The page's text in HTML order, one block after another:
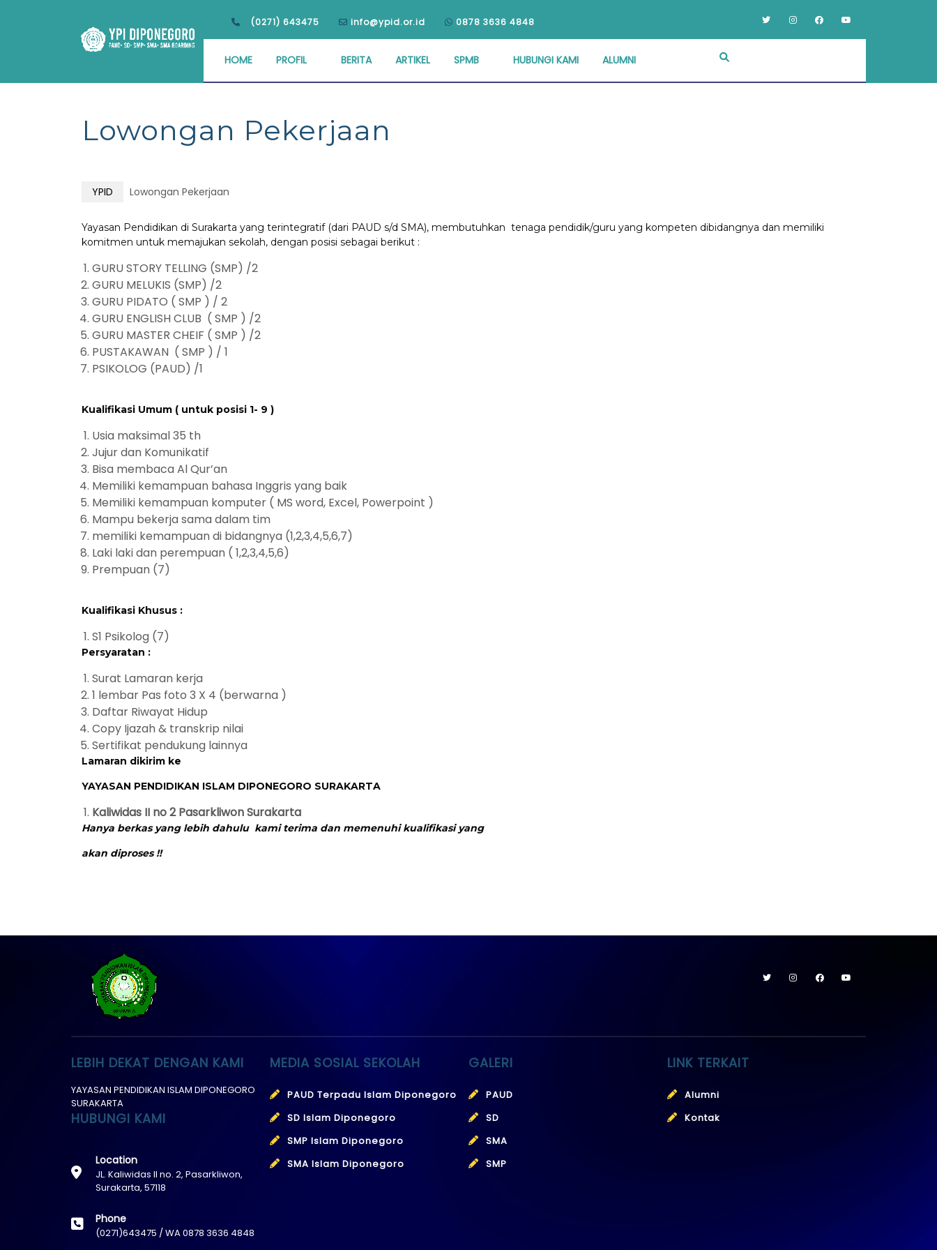
(0271) 643475 info@ypid.or.id 0878 3636 4848
HOME PROFIL BERITA ARTIKEL SPMB HUBUNGI KAMI ALUMNI
Lowongan Pekerjaan
YPID Lowongan Pekerjaan
Yayasan Pendidikan di Surakarta yang terintegratif (dari PAUD s/d SMA), membutuhkan tenaga pendidik/guru yang kompeten dibidangnya dan memiliki
komitmen untuk memajukan sekolah, dengan posisi sebagai berikut :
GURU STORY TELLING (SMP) /2
GURU MELUKIS (SMP) /2
GURU PIDATO ( SMP ) / 2
GURU ENGLISH CLUB ( SMP ) /2
GURU MASTER CHEIF ( SMP ) /2
PUSTAKAWAN ( SMP ) / 1
PSIKOLOG (PAUD) /1
Kualifikasi Umum ( untuk posisi 1- 9 )
Usia maksimal 35 th
Jujur dan Komunikatif
Bisa membaca Al Qur’an
Memiliki kemampuan bahasa Inggris yang baik
Memiliki kemampuan komputer ( MS word, Excel, Powerpoint )
Mampu bekerja sama dalam tim
memiliki kemampuan di bidangnya (1,2,3,4,5,6,7)
Laki laki dan perempuan ( 1,2,3,4,5,6)
Prempuan (7)
Kualifikasi Khusus :
S1 Psikolog (7)
Persyaratan :
Surat Lamaran kerja
1 lembar Pas foto 3 X 4 (berwarna )
Daftar Riwayat Hidup
Copy Ijazah & transkrip nilai
Sertifikat pendukung lainnya
Lamaran dikirim ke
YAYASAN PENDIDIKAN ISLAM DIPONEGORO SURAKARTA
Kaliwidas II no 2 Pasarkliwon Surakarta
Hanya berkas yang lebih dahulu kami terima dan memenuhi kualifikasi yang
akan diproses !!
LEBIH DEKAT DENGAN KAMI
YAYASAN PENDIDIKAN ISLAM DIPONEGORO
SURAKARTA
HUBUNGI KAMI
Location
JL. Kaliwidas II no. 2, Pasarkliwon,
Surakarta, 57118
Phone
(0271)643475 / WA 0878 3636 4848
MEDIA SOSIAL SEKOLAH
PAUD Terpadu Islam Diponegoro
SD Islam Diponegoro
SMP Islam Diponegoro
SMA Islam Diponegoro
GALERI
PAUD
SD
SMA
SMP
LINK TERKAIT
Alumni
Kontak